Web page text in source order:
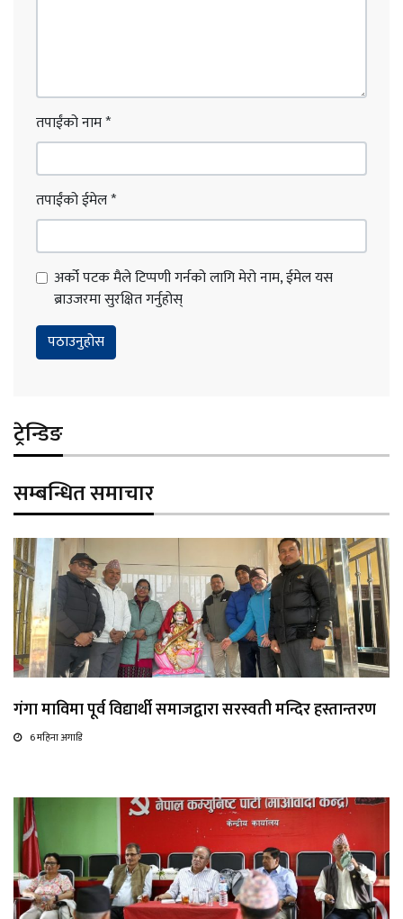
तपाईंको नाम*
तपाईंको ईमेल*
अर्को पटक मैले टिप्पणी गर्नको लागि मेरो नाम, ईमेल यस
ब्राउजरमा सुरक्षित गर्नुहोस्
ट्रेन्डिङ
सम्बन्धित समाचार
गंगा माविमा पूर्व विद्यार्थी समाजद्वारा सरस्वती मन्दिर हस्तान्तरण
6 महिना अगाडि